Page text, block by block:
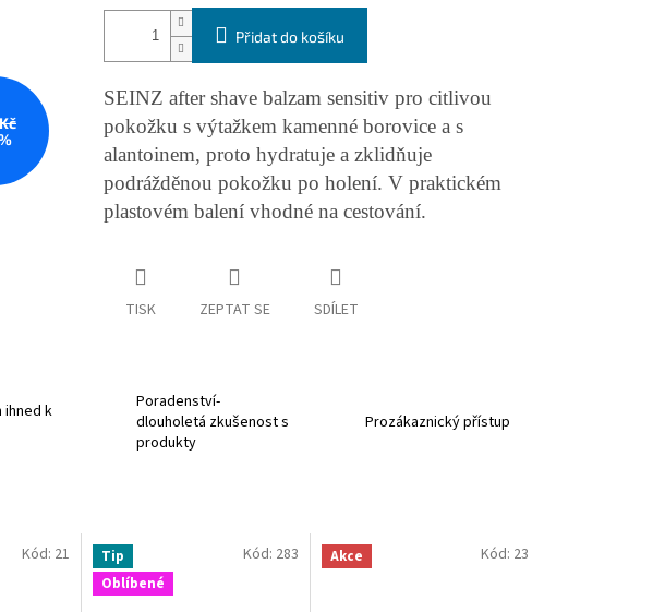
Přidat do košíku
SEINZ after shave balzam sensitiv pro citlivou
pokožku s výtažkem kamenné borovice a s
alantoinem, proto hydratuje a zklidňuje
podrážděnou pokožku po holení. V praktickém
plastovém balení vhodné na cestování.
TISK ZEPTAT SE SDÍLET
ihned k
Poradenství-
dlouholetá zkušenost s
produkty
Prozákaznický přístup
Kód: 21
Tip
Oblíbené
Kód: 283 Akce Kód: 23